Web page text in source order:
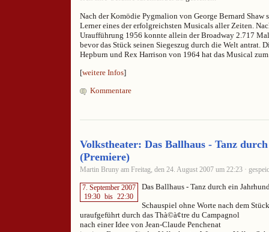
Nach der Komödie Pygmalion von George Bernard Shaw
Lerner eines der erfolgreichsten Musicals aller Zeiten.
Uraufführung 1956 konnte allein der Broadway 2.717
bevor das Stück seinen Siegeszug durch die Welt antrat.
Hepburn und Rex Harrison von 1964 hat das Musical
[weitere Infos]
Kommentare
Volkstheater: Das Ballhaus - Tanz
(Premiere)
Martin Bruny am Freitag, den 24. August 2007 um 22:23 ·
7. September 2007
19:30 bis 22:30
Das Ballhaus - Tanz durch ein
Schauspiel ohne Worte nach dem
uraufgeführt durch das Thà©à¢tre du Campagnol
nach einer Idee von Jean-Claude Penchenat